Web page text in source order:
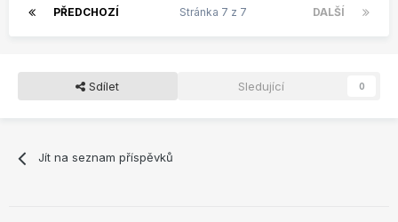
PŘEDCHOZÍ DALŠÍ
Stránka 7 z 7
Sdílet Sledující 0
Jít na seznam příspěvků